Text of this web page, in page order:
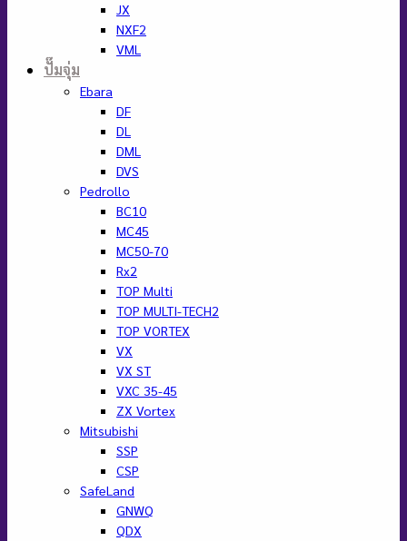
JX
NXF2
VML
ปั๊มจุ่ม
Ebara
DF
DL
DML
DVS
Pedrollo
BC10
MC45
MC50-70
Rx2
TOP Multi
TOP MULTI-TECH2
TOP VORTEX
VX
VX ST
VXC 35-45
ZX Vortex
Mitsubishi
SSP
CSP
SafeLand
GNWQ
QDX